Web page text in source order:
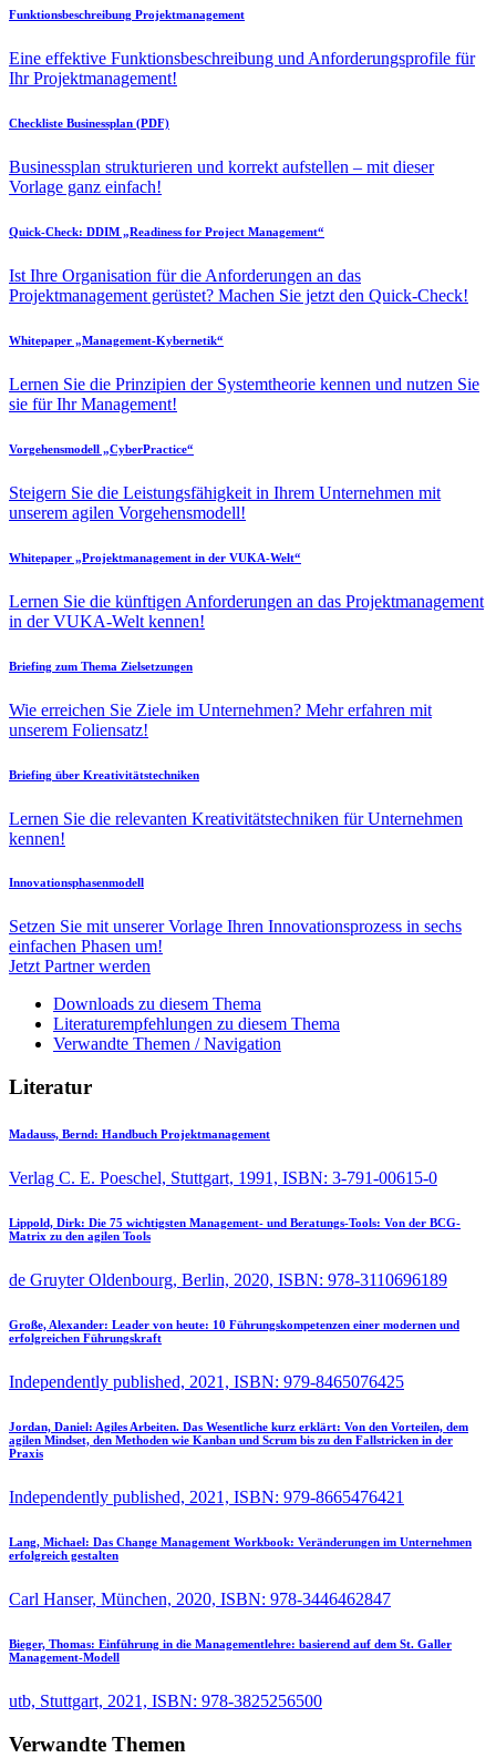
Funktionsbeschreibung Projektmanagement
Eine effektive Funktionsbeschreibung und Anforderungsprofile für
Ihr Projektmanagement!
Checkliste Businessplan (PDF)
Businessplan strukturieren und korrekt aufstellen – mit dieser
Vorlage ganz einfach!
Quick-Check: DDIM „Readiness for Project Management“
Ist Ihre Organisation für die Anforderungen an das
Projektmanagement gerüstet? Machen Sie jetzt den Quick-Check!
Whitepaper „Management-Kybernetik“
Lernen Sie die Prinzipien der Systemtheorie kennen und nutzen Sie
sie für Ihr Management!
Vorgehensmodell „CyberPractice“
Steigern Sie die Leistungsfähigkeit in Ihrem Unternehmen mit
unserem agilen Vorgehensmodell!
Whitepaper „Projektmanagement in der VUKA-Welt“
Lernen Sie die künftigen Anforderungen an das Projektmanagement
in der VUKA-Welt kennen!
Briefing zum Thema Zielsetzungen
Wie erreichen Sie Ziele im Unternehmen? Mehr erfahren mit
unserem Foliensatz!
Briefing über Kreativitätstechniken
Lernen Sie die relevanten Kreativitätstechniken für Unternehmen
kennen!
Innovationsphasenmodell
Setzen Sie mit unserer Vorlage Ihren Innovationsprozess in sechs
einfachen Phasen um!
Jetzt Partner werden
Downloads zu diesem Thema
Literaturempfehlungen zu diesem Thema
Verwandte Themen / Navigation
Literatur
Madauss, Bernd: Handbuch Projektmanagement
Verlag C. E. Poeschel, Stuttgart, 1991, ISBN: 3-791-00615-0
Lippold, Dirk: Die 75 wichtigsten Management- und Beratungs-Tools: Von der BCG-
Matrix zu den agilen Tools
de Gruyter Oldenbourg, Berlin, 2020, ISBN: 978-3110696189
Große, Alexander: Leader von heute: 10 Führungskompetenzen einer modernen und
erfolgreichen Führungskraft
Independently published, 2021, ISBN: 979-8465076425
Jordan, Daniel: Agiles Arbeiten. Das Wesentliche kurz erklärt: Von den Vorteilen, dem
agilen Mindset, den Methoden wie Kanban und Scrum bis zu den Fallstricken in der
Praxis
Independently published, 2021, ISBN: 979-8665476421
Lang, Michael: Das Change Management Workbook: Veränderungen im Unternehmen
erfolgreich gestalten
Carl Hanser, München, 2020, ISBN: 978-3446462847
Bieger, Thomas: Einführung in die Managementlehre: basierend auf dem St. Galler
Management-Modell
utb, Stuttgart, 2021, ISBN: 978-3825256500
Verwandte Themen